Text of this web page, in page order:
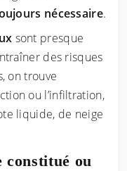
nécessaire.
sont presque
des risques
on trouve
ou l’infiltration,
liquide, de neige
constitué ou